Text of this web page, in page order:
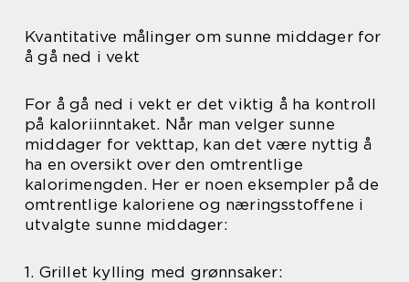
Kvantitative målinger om sunne middager for
å gå ned i vekt
For å gå ned i vekt er det viktig å ha kontroll
på kaloriinntaket. Når man velger sunne
middager for vekttap, kan det være nyttig å
ha en oversikt over den omtrentlige
kalorimengden. Her er noen eksempler på de
omtrentlige kaloriene og næringsstoffene i
utvalgte sunne middager:
1. Grillet kylling med grønnsaker: